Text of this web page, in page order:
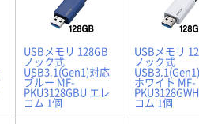
USBメモリ 128GB
ノック式
USB3.1(Gen1)対応
ブルー MF-
PKU3128GBU エレ
コム 1個
USBメモリ
ノック式
ホワイト MF-
コム 1個